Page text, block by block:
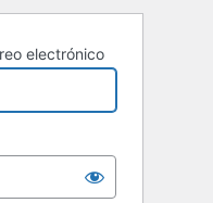
electrónico